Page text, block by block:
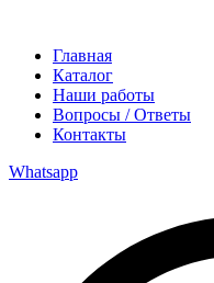
Главная
Каталог
Наши работы
Вопросы / Ответы
Контакты
Whatsapp